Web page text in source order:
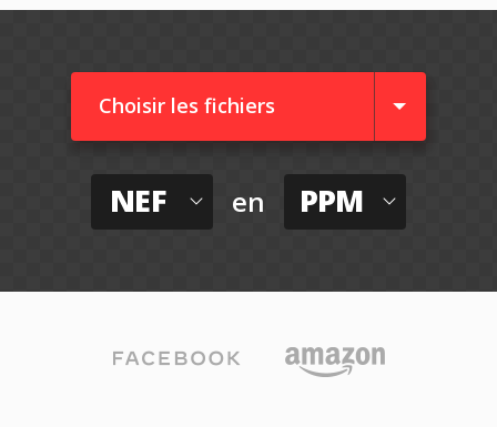
Choisir les fichiers
NEF en PPM